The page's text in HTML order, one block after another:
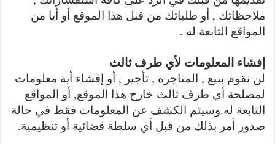
ملاحظاتك , أو طلباتك من قبل هذا الموقع أو أيا من
المواقع التابعة له .
إفشاء المعلومات لأي طرف ثالث
لن نقوم ببيع , المتاجرة , تأجير , أو إفشاء أية معلومات
لمصلحة أي طرف ثالث خارج هذا الموقع, أو المواقع
التابعة له.وسيتم الكشف عن المعلومات فقط في حالة
صدور أمر بذلك من قبل أي سلطة قضائية أو تنظيمية.